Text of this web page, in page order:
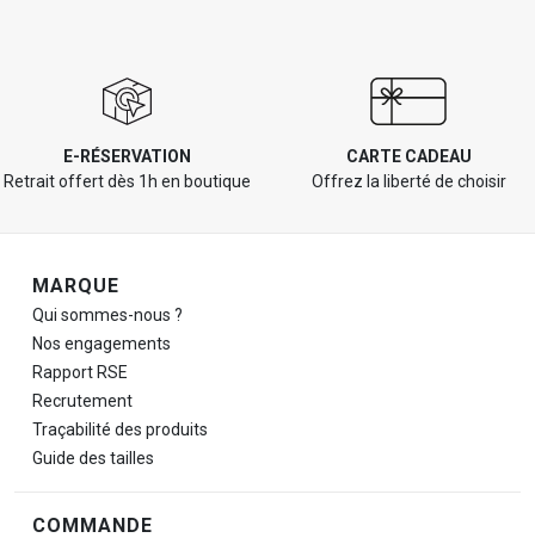
E-RÉSERVATION
Retrait offert dès 1h en boutique
CARTE CADEAU
Offrez la liberté de choisir
Navigation de pied de page
MARQUE
Qui sommes-nous ?
Nos engagements
Rapport RSE
Recrutement
Traçabilité des produits
Guide des tailles
COMMANDE